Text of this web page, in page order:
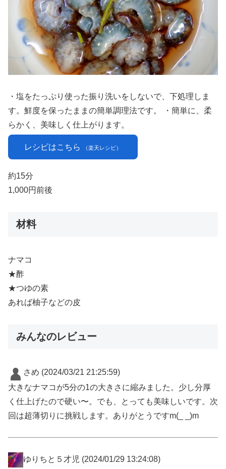
・塩をたっぷり使った振り洗いをしないで、下処理しま
す。鮮度を保ったままの簡単調理法です。 ・簡単に、柔
らかく、美味しく仕上がります。
レシピはこちら （楽天レシピ）
約15分
1,000円前後
材料
ナマコ
★酢
★つゆの素
あれば柚子などの皮
みんなのレビュー
さめ (2024/03/21 21:25:59)
大きなナマコが5分の1の大きさに縮みました。少し分厚
く仕上げたので硬い〜。でも、とっても美味しいです。次
回は超薄切りに挑戦します。ありがとうですm(_ _)m
ゆりちと５才児 (2024/01/29 13:24:08)